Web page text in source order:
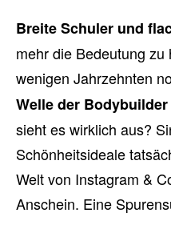
Breite Schuler und
mehr die Bedeutung
wenigen Jahrzehnten
Welle der Bodybuilder
sieht es wirklich aus?
Schönheitsideale
Welt von Instagram &
Anschein. Eine